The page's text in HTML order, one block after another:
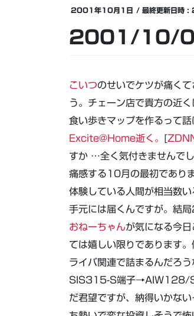
2001年10月1日 / 最終更新日時 :
2001/10/
こいつのせいでケツが痛く
う。チェーン店で貴方の近
食い歩きマップを作るって
Excite@Home逝く。
[
すか …全く気付きませんで
痛感する10月の最初であり
体験している人間が相当数
手元には届くんですが。結
おねーちゃんが気になる今
ては嬉しい限りであります
ライバ関連で詰まるんだろ
SIS315-S端子→AIW128/S
だ君望ですが、納得いかな